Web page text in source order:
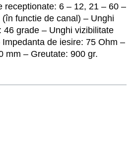
receptionate: 6 – 12, 21 – 60 –
functie de canal) – Unghi
46 grade – Unghi vizibilitate
de iesire: 75 Ohm –
mm – Greutate: 900 gr.